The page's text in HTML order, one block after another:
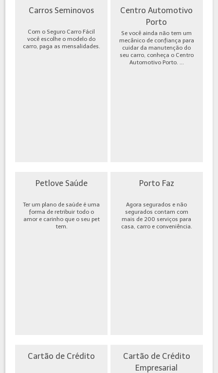
Carros Seminovos
Com o Seguro Carro Fácil
você escolhe o modelo do
carro, paga as mensalidades.
Centro Automotivo
Porto
Se você ainda não tem um
mecânico de confiança para
cuidar da manutenção do
seu carro, conheça o Centro
Automotivo Porto. ...
Petlove Saúde
Ter um plano de saúde é uma
forma de retribuir todo o
amor e carinho que o seu pet
tem.
Porto Faz
Agora segurados e não
segurados contam com
mais de 200 serviços para
casa, carro e conveniência.
Cartão de Crédito
Cartão de Crédito
Empresarial